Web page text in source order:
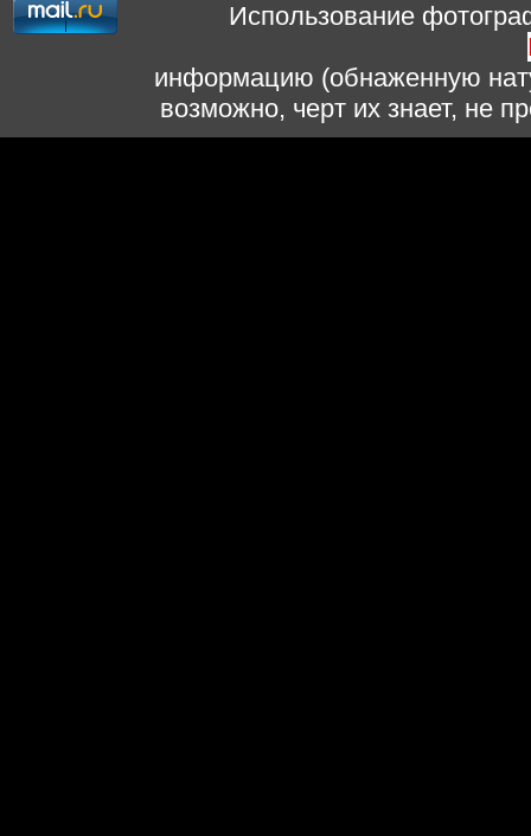
Использование
информацию (обнаженную
возможно, черт их знает, не